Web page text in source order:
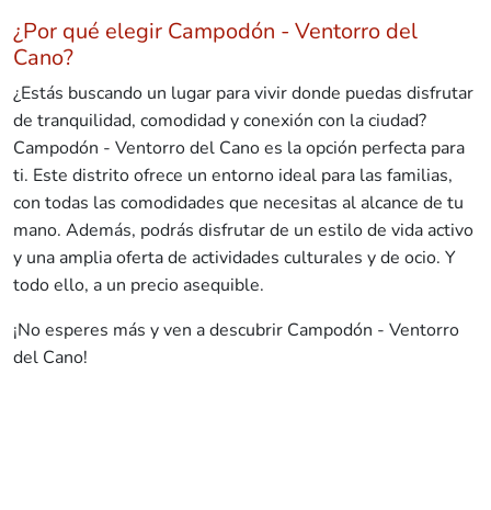
¿Por qué elegir Campodón - Ventorro del
Cano?
¿Estás buscando un lugar para vivir donde puedas disfrutar
de tranquilidad, comodidad y conexión con la ciudad?
Campodón - Ventorro del Cano es la opción perfecta para
ti. Este distrito ofrece un entorno ideal para las familias,
con todas las comodidades que necesitas al alcance de tu
mano. Además, podrás disfrutar de un estilo de vida activo
y una amplia oferta de actividades culturales y de ocio. Y
todo ello, a un precio asequible.
¡No esperes más y ven a descubrir Campodón - Ventorro
del Cano!